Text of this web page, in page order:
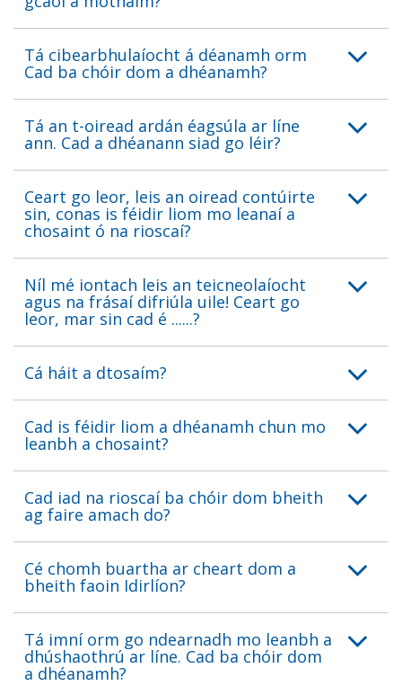
Tá cibearbhulaíocht á déanamh orm
Cad ba chóir dom a dhéanamh?
Tá an t-oiread ardán éagsúla ar líne
ann. Cad a dhéanann siad go léir?
Ceart go leor, leis an oiread contúirte
sin, conas is féidir liom mo leanaí a
chosaint ó na rioscaí?
Níl mé iontach leis an teicneolaíocht
agus na frásaí difriúla uile! Ceart go
leor, mar sin cad é ......?
Cá háit a dtosaím?
Cad is féidir liom a dhéanamh chun mo
leanbh a chosaint?
Cad iad na rioscaí ba chóir dom bheith
ag faire amach do?
Cé chomh buartha ar cheart dom a
bheith faoin Idirlíon?
Tá imní orm go ndearnadh mo leanbh a
dhúshaothrú ar líne. Cad ba chóir dom
a dhéanamh?